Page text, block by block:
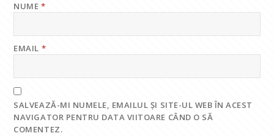
NUME*
EMAIL *
SALVEAZĂ-MI NUMELE, EMAILUL ȘI SITE-UL WEB ÎN ACEST
NAVIGATOR PENTRU DATA VIITOARE CÂND O SĂ
COMENTEZ.